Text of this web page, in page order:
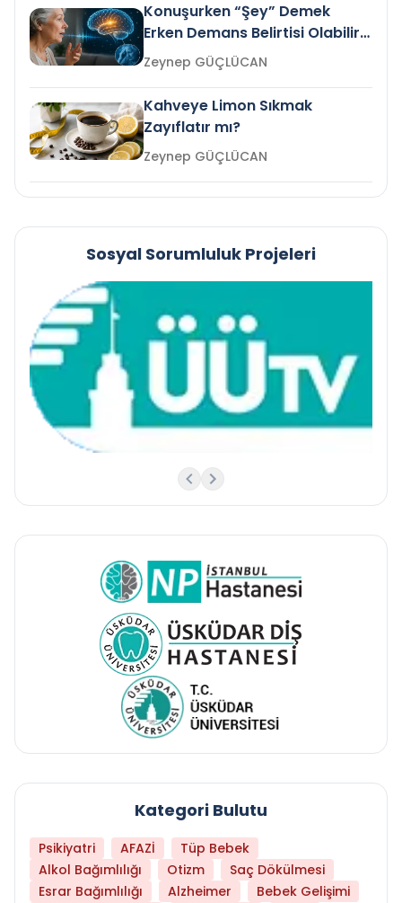
Konuşurken “Şey” Demek
Erken Demans Belirtisi Olabilir
mi?
Zeynep GÜÇLÜCAN
Kahveye Limon Sıkmak
Zayıflatır mı?
Zeynep GÜÇLÜCAN
Sosyal Sorumluluk Projeleri
Kategori Bulutu
Psikiyatri AFAZİ
Tüp Bebek
Alkol Bağımlılığı
Otizm
Saç Dökülmesi
Esrar Bağımlılığı
Alzheimer
Bebek Gelişimi